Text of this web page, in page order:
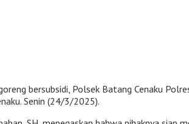
bersubsidi, Polsek Batang Cenaku
Senin (24/3/2025).